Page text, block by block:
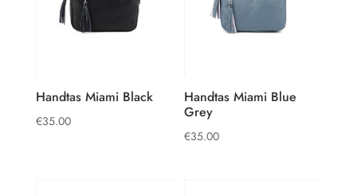
Handtas Miami Black
€35.00
Handtas Miami Blue
Grey
€35.00